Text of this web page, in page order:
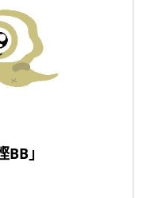
BB」